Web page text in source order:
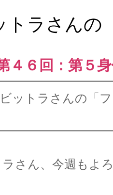
トラさんの
４６回：第５
ットラさんの「
さん、今週もよ